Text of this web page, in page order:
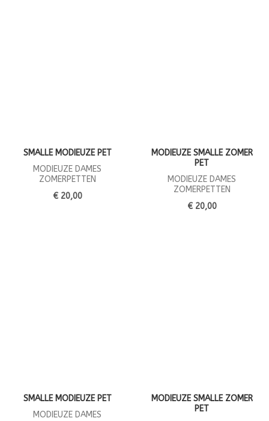
SMALLE MODIEUZE PET
MODIEUZE DAMES
ZOMERPETTEN
€ 20,00
MODIEUZE SMALLE ZOMER
PET
MODIEUZE DAMES
ZOMERPETTEN
€ 20,00
SMALLE MODIEUZE PET
MODIEUZE DAMES
MODIEUZE SMALLE ZOMER
PET